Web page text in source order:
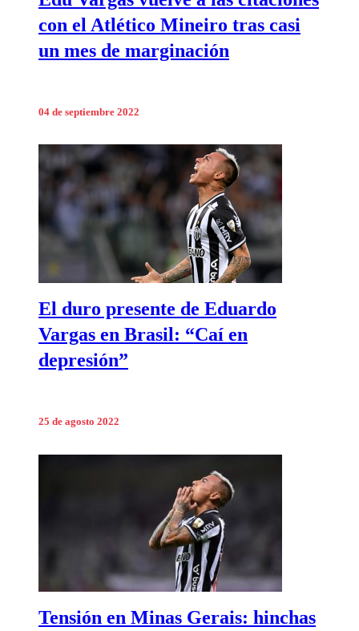
con el Atlético Mineiro tras casi
un mes de marginación
04 de septiembre 2022
El duro presente de Eduardo
Vargas en Brasil: “Caí en
depresión”
25 de agosto 2022
Tensión en Minas Gerais: hinchas